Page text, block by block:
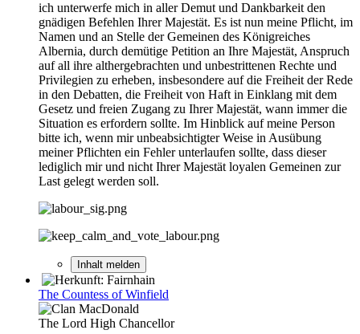
ich unterwerfe mich in aller Demut und Dankbarkeit den
gnädigen Befehlen Ihrer Majestät. Es ist nun meine Pflicht, im
Namen und an Stelle der Gemeinen des Königreiches
Albernia, durch demütige Petition an Ihre Majestät, Anspruch
auf all ihre althergebrachten und unbestrittenen Rechte und
Privilegien zu erheben, insbesondere auf die Freiheit der Rede
in den Debatten, die Freiheit von Haft in Einklang mit dem
Gesetz und freien Zugang zu Ihrer Majestät, wann immer die
Situation es erfordern sollte. Im Hinblick auf meine Person
bitte ich, wenn mir unbeabsichtigter Weise in Ausübung
meiner Pflichten ein Fehler unterlaufen sollte, dass dieser
lediglich mir und nicht Ihrer Majestät loyalen Gemeinen zur
Last gelegt werden soll.
Inhalt melden
The Countess of Winfield
The Lord High Chancellor